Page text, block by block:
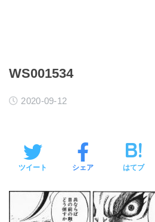
WS001534
2020-09-12
ツイート シェア はてブ